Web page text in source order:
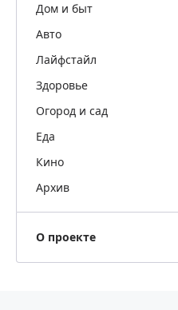
Дом и быт
Авто
Лайфстайл
Здоровье
Огород и сад
Еда
Кино
Архив
О проекте